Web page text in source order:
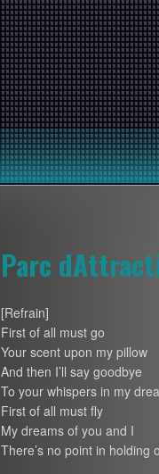
Parc
[Refrain]
First of all must go
Your scent upon my pillow
And then I’ll say goodbye
To your whispers in my
First of all must fly
My dreams of you and I
There’s no point in holding